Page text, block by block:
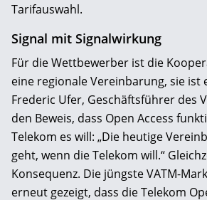
Tarifauswahl.
Signal mit Signalwirkung
Für die Wettbewerber ist die
eine regionale Vereinbarung, sie ist
Frederic Ufer, Geschäftsführer des
den Beweis, dass Open Access
Telekom es will: „Die heutige
geht, wenn die Telekom will.“
Konsequenz. Die jüngste VATM-
erneut gezeigt, dass die Telekom